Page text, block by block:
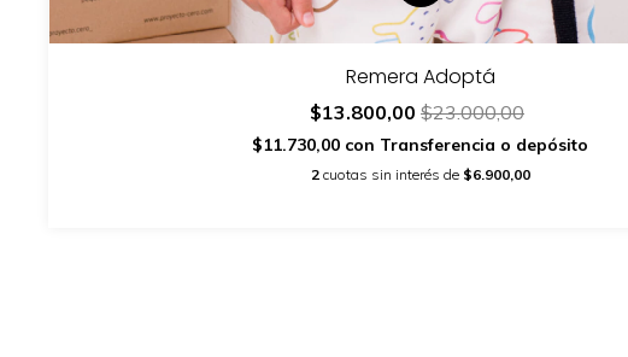
Remera Adoptá
$13.800,00 $23.000,00
$11.730,00 con Transferencia o depósito
2 cuotas sin interés de $6.900,00